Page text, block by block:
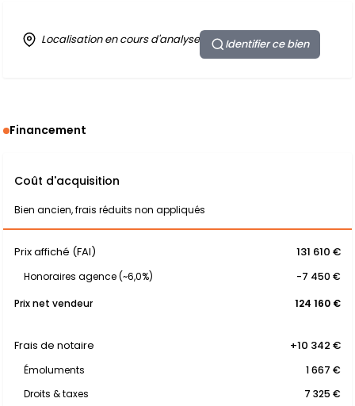
Localisation en cours d'analyse Identifier ce bien
Financement
Coût d'acquisition
Bien ancien, frais réduits non appliqués
Prix affiché (FAI) 131 610 €
Honoraires agence (~6,0%)
-7 450 €
Prix net vendeur
124 160 €
Frais de notaire +10 342 €
Émoluments
1 667 €
Droits & taxes
7 325 €